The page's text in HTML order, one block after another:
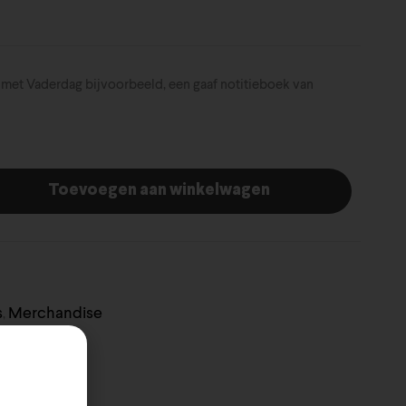
met Vaderdag bijvoorbeeld, een gaaf notitieboek van
Toevoegen aan winkelwagen
Merchandise